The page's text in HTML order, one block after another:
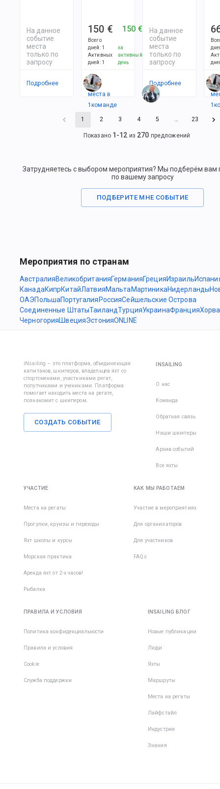
На данное
событие
места
только по
запросу
Подробнее
150 €
Всего
дней: 1
Активных
дней: 1
150 €
за
активный
день
Есть
места в
1командe
На данное
событие
места
только по
запросу
Подробнее
1
1 2 3 4 5 … 23
Показано 1 -12 из 270 предложений
Затрудняетесь с выбором мероприятия? Мы подберём вам
по вашему запросу
ПОДБЕРИТЕ МНЕ СОБЫТИЕ
Мероприятия по странам
АвстралияВеликобританияГерманияГрецияИзраиль
КанадаКипрКитайЛатвияМальта МартиникаНидерланды
ОАЭПольшаПортугалия РоссияСейшельские Острова
Соединенные ШтатыТаиландТурцияУкраинаФранция
ЧерногорияШвецияЭстонияONLINE
iNsailing – это платформа, объединяющая
капитанов, шкиперов, владельцев яхт со
спортсменами, участниками регат,
попутчиками и учениками. Платформа
помогает находить места на регате,
познакомит с шкипером.
СОЗДАТЬ СОБЫТИЕ
INSAILING
О нас
Команда
Обратная связь
Наши шкиперы
Архив событий
Все яхты
УЧАСТИЕ
Места на регаты
Прогулки, круизы и переходы
Яхт школы и курсы
Морская практика
Аренда яхт от 2-х часов!
Рыбалка
КАК МЫ РАБОТАЕМ
Участие в мероприятиях
Для организаторов
Для участников
FAQs
ПРАВИЛА И УСЛОВИЯ
Политика конфиденциальности
Правила и условия
Cookie
Служба поддержки
INSAILING БЛОГ
Новые публикации
Люди
Яхты
Маршруты
Места на регаты
Лайфстайл
Индустрия
Знания